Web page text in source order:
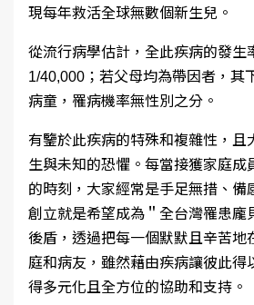
現每年救活全球無數個新生兒。
從流行病學估計，全此疾病的發生
1/40,000 ；若父母均為帶因者，其
病童，罹病機率無性別之分。
有鑒於此疾病的特殊和複雜性，且
生與未知的恐懼。每當接獲家庭成
的時刻，大家經常是手足無措、備
創立就是希望成為＂全台灣罹患龐
後盾，透過把每一個默默且辛苦地
庭和病友，雖然藉由疾病讓彼此得
得多元化且全方位的協助和支持。